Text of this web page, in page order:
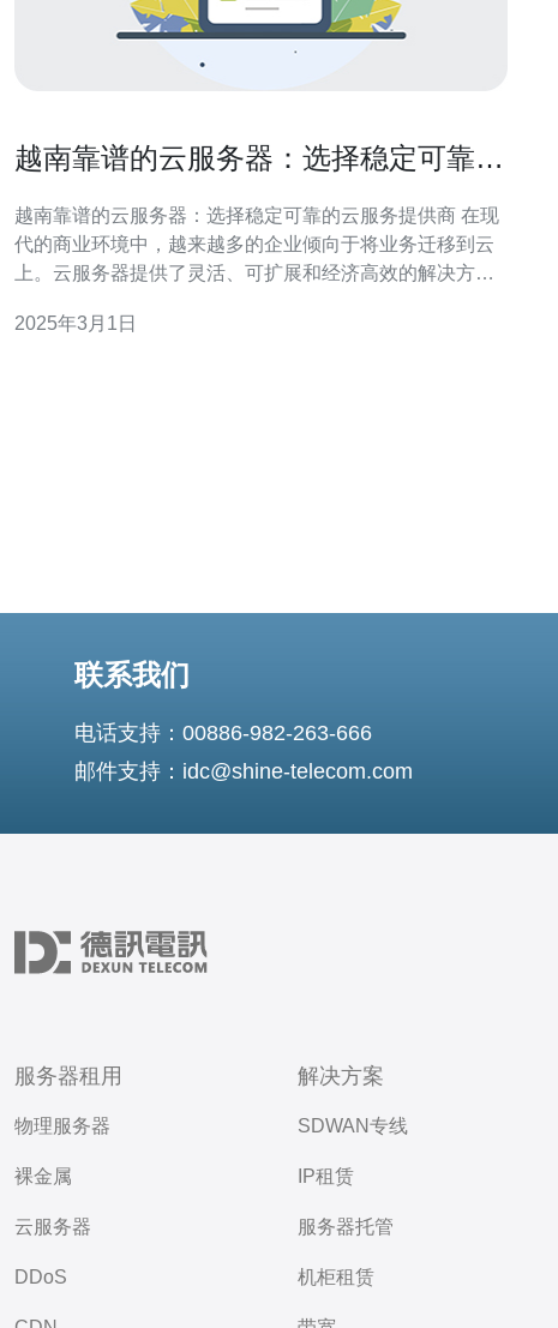
越南靠谱的云服务器：选择稳定可靠的
越南靠谱的云服务器：选择稳定可靠的云服务提供商 在现
代的商业环境中，越来越多的企业倾向于将业务迁移到云
上。云服务器提供了灵活、可扩展和经济高效的解决方
务提供商至关重要，尤其是在越南这个新兴市场。本文将
2025年3月1日
联系我们
电话支持：00886-982-263-666
邮件支持：idc@shine-telecom.com
服务器租用
物理服务器
裸金属
云服务器
DDoS
解决方案
SDWAN专线
IP租赁
服务器托管
机柜租赁